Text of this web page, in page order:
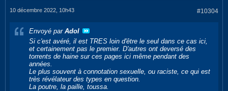
#10304
10 décembre 2022, 10h43
Envoyé par Adol
Si c'est avéré, il est TRES loin d'être le seul dans ce cas ici,
et certainement pas le premier. D'autres ont deversé des
torrents de haine sur ces pages ici même pendant des
années.
Le plus souvent à connotation sexuelle, ou raciste, ce qui est
très révélateur des types en question.
La poutre, la paille, toussa.